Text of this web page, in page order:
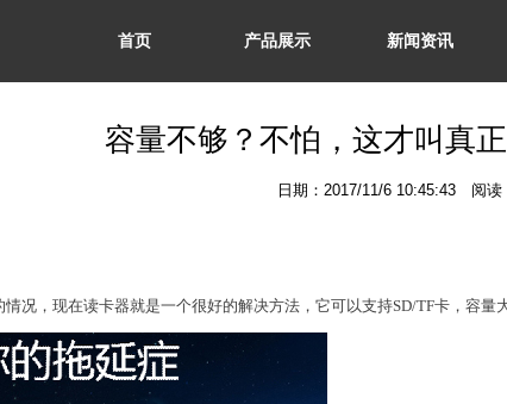
首页 产品展示 新闻资讯
容量不够？不怕，这才叫真
日期：2017/11/6 10:45:43 阅读
况，现在读卡器就是一个很好的解决方法，它可以支持SD/TF卡，容量